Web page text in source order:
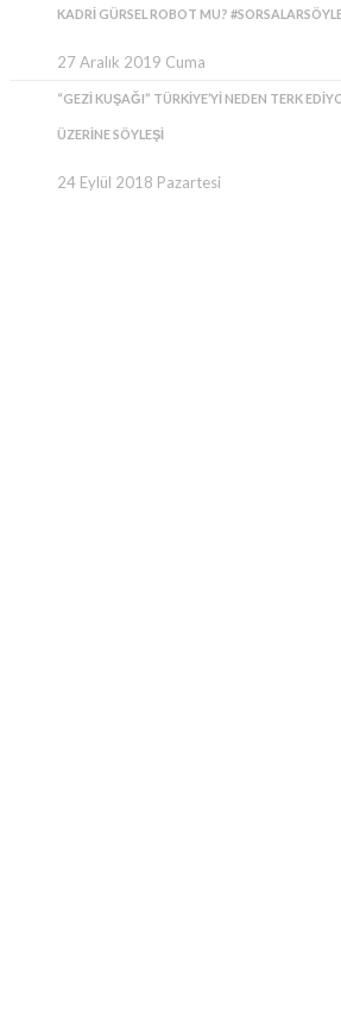
KADRI GÜRSEL ROBOT MU?
27 Aralık 2019 Cuma
“GEZI KUŞAĞI” TÜRKIYE’YI NEDEN TERK
ÜZERINE SÖYLEŞI
24 Eylül 2018 Pazartesi